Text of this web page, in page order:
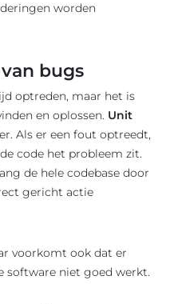
worden
bugs
optreden, maar het is
en oplossen. Unit
Als er een fout optreedt,
code het probleem zit.
de hele codebase door
gericht actie
voorkomt ook dat er
software niet goed werkt.